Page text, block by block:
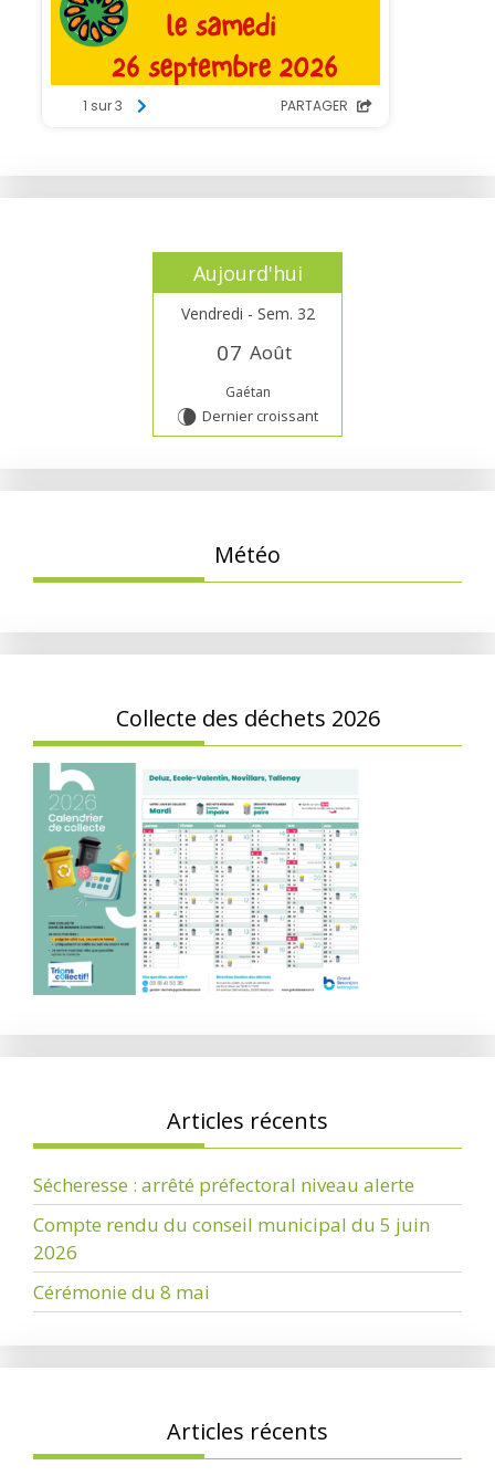
Aujourd'hui
Vendredi - Sem. 32
07 Août
Gaétan
V Dernier croissant
Météo
Collecte des déchets 2026
Articles récents
Sécheresse : arrêté préfectoral niveau alerte
Compte rendu du conseil municipal du 5 juin
2026
Cérémonie du 8 mai
Articles récents